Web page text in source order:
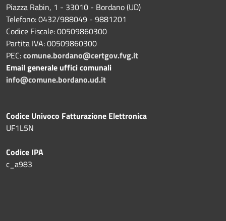
Piazza Rabin, 1 - 33010 - Bordano (UD)
Telefono: 0432/988049 - 9881201
Codice Fiscale: 00509860300
Partita IVA: 00509860300
PEC:comune.bordano@certgov.fvg.it
Email generale uffici comunali
info@comune.bordano.ud.it
Codice Univoco Fatturazione Elettronica
UF1L5N
Codice IPA
c_a983